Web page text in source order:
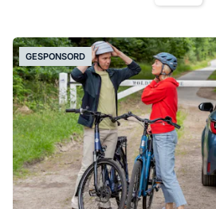
GESPONSORD